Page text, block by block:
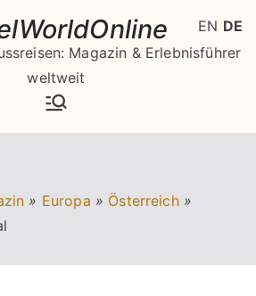
Magazin & Erlebnisführer
weltweit
» Europa » Österreich »
EN DE